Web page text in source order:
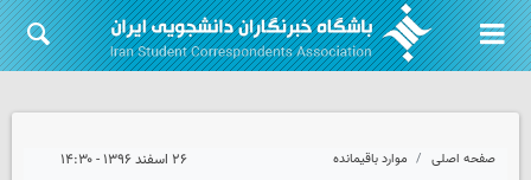
صفحه اصلی موارد باقیمانده ۲۶ اسفند ۱۳۹۶ - ۱۴:۳۰